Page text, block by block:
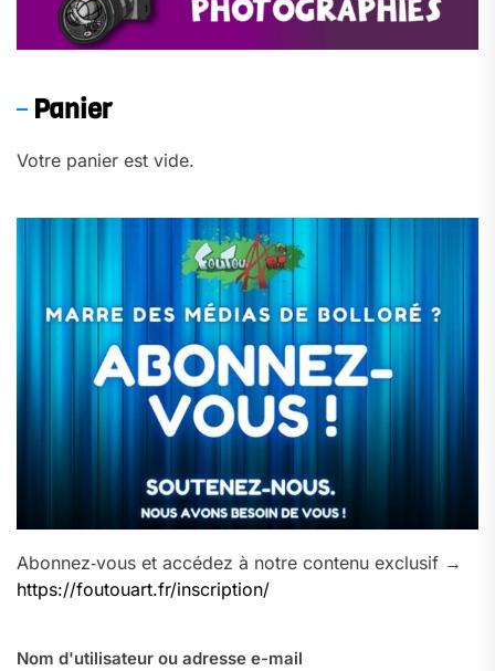
Panier
Votre panier est vide.
Abonnez‑vous et accédez à notre contenu exclusif →
https://foutouart.fr/inscription/
Nom d'utilisateur ou adresse e-mail